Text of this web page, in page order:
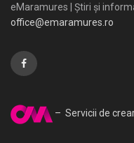
eMaramures | Știri și
office@emaramures.ro
– Servicii de